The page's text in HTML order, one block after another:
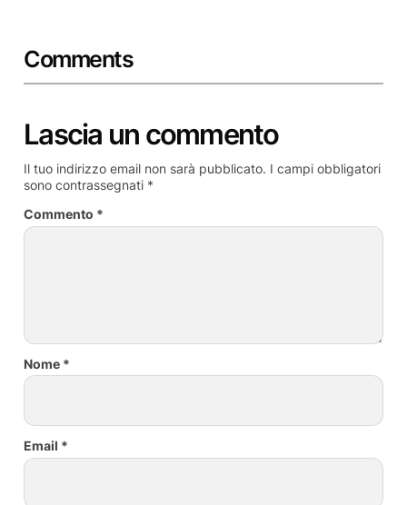
Comments
Lascia un commento
Il tuo indirizzo email non sarà pubblicato. I campi obbligatori
sono contrassegnati *
Commento *
Nome *
Email *